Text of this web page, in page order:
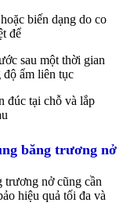
biến dạng do co
để
sau một thời gian
ẩm liên tục
đúc tại chỗ và lắp
băng trương nở
trương nở cũng cần
hiệu quả tối đa và